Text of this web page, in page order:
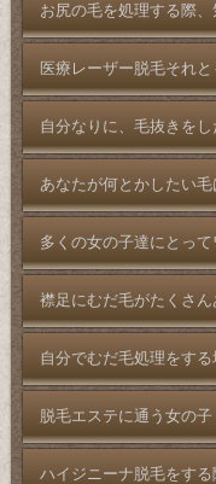
お尻の毛を処理する際
医療レーザー脱毛それ
自分なりに、毛抜きを
あなたが何とかしたい
多くの女の子達にとっ
襟足にむだ毛がたくさ
自分でむだ毛処理をす
脱毛エステに通う女の
ハイジニーナ脱毛をす